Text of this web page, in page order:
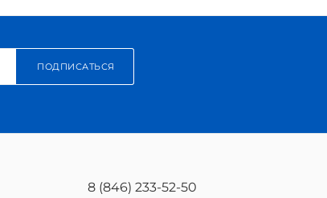
ПОДПИСАТЬСЯ
8 (846) 233-52-50